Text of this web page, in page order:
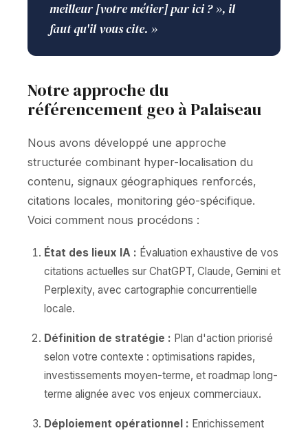
meilleur [votre métier] par ici ? », il
faut qu'il vous cite. »
Notre approche du
référencement geo à Palaiseau
Nous avons développé une approche
structurée combinant hyper-localisation du
contenu, signaux géographiques renforcés,
citations locales, monitoring géo-spécifique.
Voici comment nous procédons :
État des lieux IA : Évaluation exhaustive de vos
citations actuelles sur ChatGPT, Claude, Gemini et
Perplexity, avec cartographie concurrentielle
locale.
Définition de stratégie : Plan d'action priorisé
selon votre contexte : optimisations rapides,
investissements moyen-terme, et roadmap long-
terme alignée avec vos enjeux commerciaux.
Déploiement opérationnel : Enrichissement